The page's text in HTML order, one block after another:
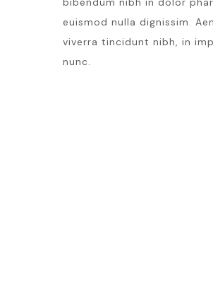
euismod nulla dignissim.
viverra tincidunt nibh, in
nunc.